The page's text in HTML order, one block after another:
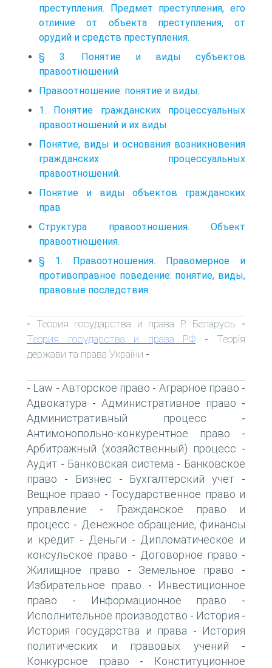
преступления. Предмет преступления, его
отличие от объекта преступления, от
орудий и средств преступления.
§ 3. Понятие и виды субъектов
правоотношений
Правоотношение: понятие и виды.
1. Понятие гражданских процессуальных
правоотношений и их виды
Понятие, виды и основания возникновения
гражданских процессуальных
правоотношений.
Понятие и виды объектов гражданских
прав
Структура правоотношения. Объект
правоотношения.
§ 1. Правоотношения. Правомерное и
противоправное поведение: понятие, виды,
правовые последствия
- Теория государства и права Р. Беларусь -
Теория государства и права РФ - Теорія
держави та права України -
- Law - Авторское право - Аграрное право -
Адвокатура - Административное право -
Административный процесс -
Антимонопольно-конкурентное право -
Арбитражный (хозяйственный) процесс -
Аудит - Банковская система - Банковское
право - Бизнес - Бухгалтерский учет -
Вещное право - Государственное право и
управление -
Гражданское право и
процесс - Денежное обращение, финансы
и кредит- Деньги - Дипломатическое и
консульское право - Договорное право -
Жилищное право - Земельное право -
Избирательное право -
Инвестиционное
право - Информационное право -
Исполнительное производство - История -
История государства и права -
История
политических и правовых учений -
Конкурсное право -
Конституционное